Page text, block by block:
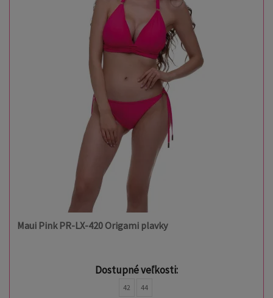
Maui Pink PR-LX-420 Origami plavky
Dostupné veľkosti:
42 44